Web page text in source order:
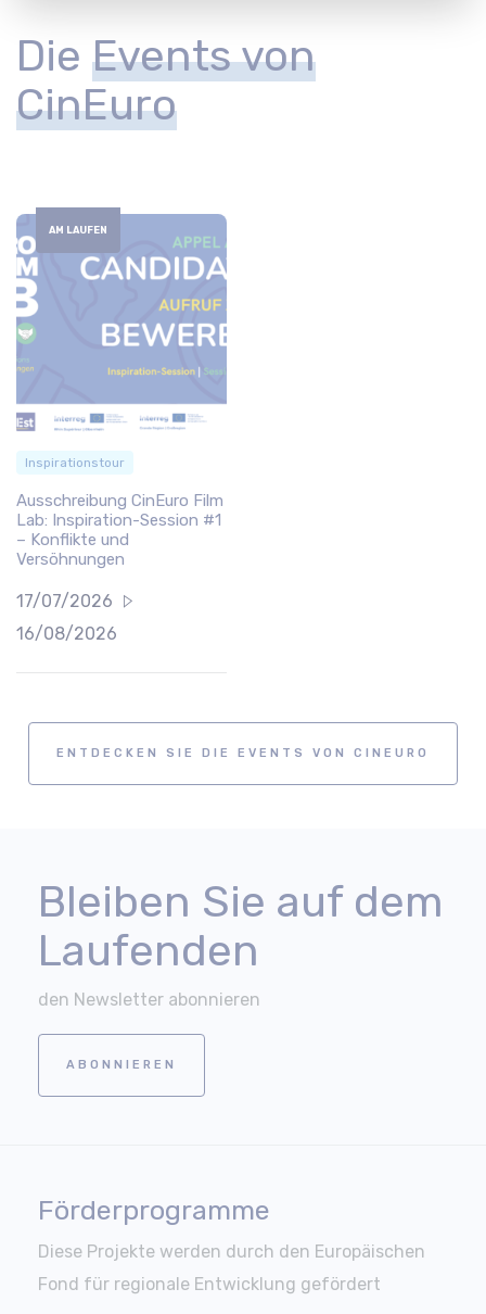
Die Events von
CinEuro
AM LAUFEN
Inspirationstour
Ausschreibung CinEuro Film
Lab: Inspiration-Session #1
– Konflikte und
Versöhnungen
17/07/2026
16/08/2026
ENTDECKEN SIE DIE EVENTS VON CINEURO
Bleiben Sie auf dem
Laufenden
den Newsletter abonnieren
ABONNIEREN
Förderprogramme
Diese Projekte werden durch den Europäischen
Fond für regionale Entwicklung gefördert